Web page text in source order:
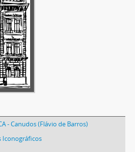
- Canudos (Flávio de Barros)
Iconográficos